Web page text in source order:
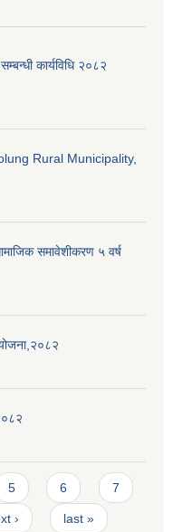
कार्यविधि २०८२
Rural Municipality,
समावेशीकरण ५ वर्ष
5 6 7
› last »